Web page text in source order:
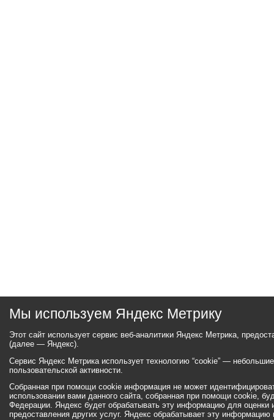
Мы используем Яндекс Метрику
Этот сайт использует сервис веб-аналитики Яндекс Метрика,
(далее — Яндекс).
Сервис Яндекс Метрика использует технологию “cookie” —
пользовательской активности.
Собранная при помощи cookie информация не может
использовании вами данного сайта, собранная при помощи cookie,
Федерации. Яндекс будет обрабатывать эту информацию для оценки
предоставления других услуг. Яндекс обрабатывает эту